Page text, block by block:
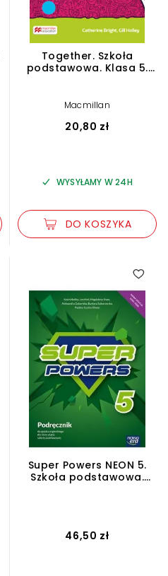
Together. Szkoła
podstawowa. Klasa 5.
Macmillan
20,80 zł
WYSYŁAMY W 24H
DO KOSZYKA
Super Powers NEON 5.
Szkoła podstawowa.
46,50 zł